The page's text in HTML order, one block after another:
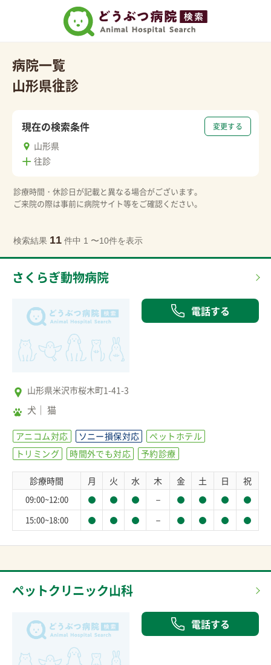
病院一覧
山形県往診
変更する
現在の検索条件
山形県
往診
診療時間・休診日が記載と異なる場合がございます。
ご来院の際は事前に病院サイト等をご確認ください。
検索結果 11 件中 1 〜10件を表示
さくらぎ動物病院
電話する
山形県米沢市桜木町1-41-3
犬 猫
アニコム対応 ソニー損保対応
ペットホテル
トリミング
時間外でも対応 予約診療
診療時間 月 火 水 木 金 土 日 祝
09:00~12:00 －
15:00~18:00 －
ペットクリニック山科
電話する